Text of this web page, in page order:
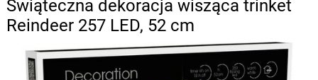
Świąteczna dekoracja wisząca trinket
Reindeer 257 LED, 52 cm